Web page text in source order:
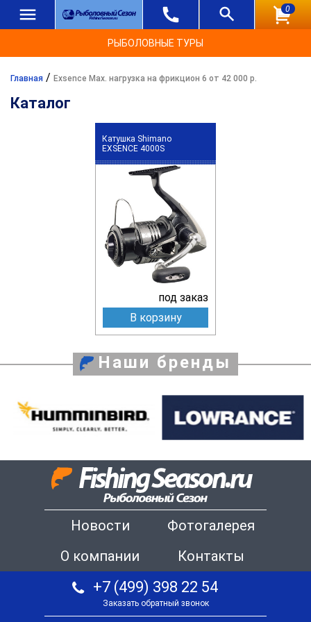
0
РЫБОЛОВНЫЕ ТУРЫ
Главная / Exsence Max. нагрузка на фрикцион 6 от 42 000 р.
Каталог
Катушка Shimano
EXSENCE 4000S
под заказ
В корзину
Наши бренды
Новости
Фотогалерея
О компании
Контакты
+7 (499) 398 22 54
Заказать обратный звонок